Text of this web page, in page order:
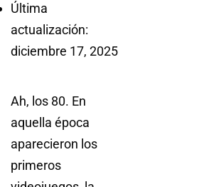
Última
actualización:
diciembre 17, 2025
Ah, los 80. En
aquella época
aparecieron los
primeros